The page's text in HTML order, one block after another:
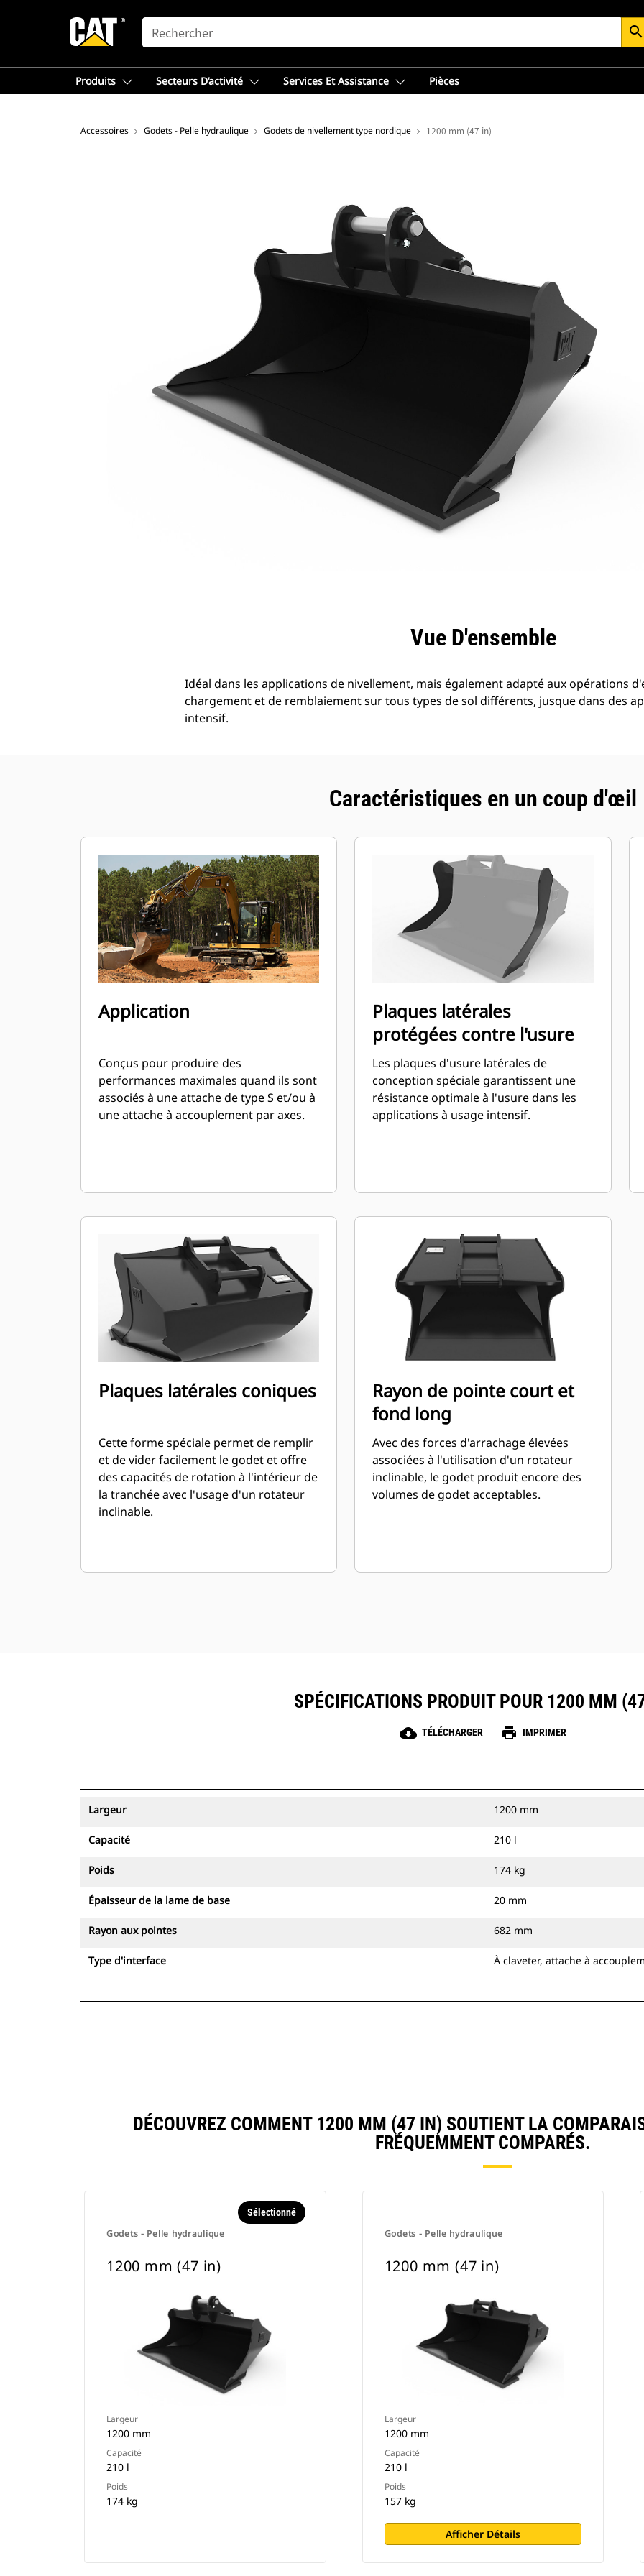
SEARCH search
Produits Secteurs D’activité Services Et Assistance Pièces
Accessoires Godets - Pelle hydraulique Godets de nivellement type nordique 1200 mm (47 in)
Vue D'ensemble
Idéal dans les applications de nivellement, mais également adapté aux opérations
chargement et de remblaiement sur tous types de sol différents, jusque dans des
intensif.
Caractéristiques en un coup d'œil
Application
Conçus pour produire des
performances maximales quand ils sont
associés à une attache de type S et/ou à
une attache à accouplement par axes.
Plaques latérales
protégées contre l'usure
Les plaques d'usure latérales de
conception spéciale garantissent une
résistance optimale à l'usure dans les
applications à usage intensif.
Plaques latérales coniques
Cette forme spéciale permet de remplir
et de vider facilement le godet et offre
des capacités de rotation à l'intérieur de
la tranchée avec l'usage d'un rotateur
inclinable.
Rayon de pointe court et
fond long
Avec des forces d'arrachage élevées
associées à l'utilisation d'un rotateur
inclinable, le godet produit encore des
volumes de godet acceptables.
SPÉCIFICATIONS PRODUIT POUR 1200 MM
cloud_download TÉLÉCHARGER print IMPRIMER
Largeur 1200 mm
Capacité 210 l
Poids 174 kg
Épaisseur de la lame de base 20 mm
Rayon aux pointes 682 mm
Type d'interface À claveter, attache à
DÉCOUVREZ COMMENT 1200 MM (47 IN) SOUTIENT LA
FRÉQUEMMENT COMPARÉS.
Godets - Pelle hydraulique
Sélectionné
1200 mm (47 in)
Largeur
1200 mm
Capacité
210 l
Poids
174 kg
Godets - Pelle hydraulique
1200 mm (47 in)
Largeur
1200 mm
Capacité
210 l
Poids
157 kg
Afficher Détails